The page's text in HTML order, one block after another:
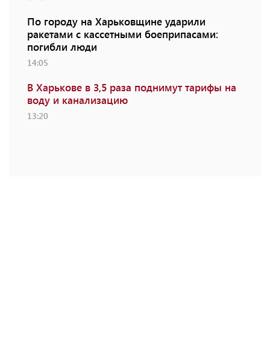
По городу на Харьковщине ударили
ракетами с кассетными боеприпасами:
погибли люди
14:05
В Харькове в 3,5 раза поднимут тарифы на
воду и канализацию
13:20